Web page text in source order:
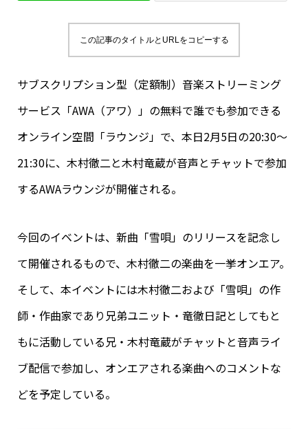
この記事のタイトルとURLをコピーする
サブスクリプション型（定額制）音楽ストリーミング
サービス「AWA（アワ）」の無料で誰でも参加できる
オンライン空間「ラウンジ」で、本日2月5日の20:30～
21:30に、木村徹二と木村竜蔵が音声とチャットで参加
するAWAラウンジが開催される。
今回のイベントは、新曲「雪唄」のリリースを記念し
て開催されるもので、木村徹二の楽曲を一挙オンエア。
そして、本イベントには木村徹二および「雪唄」の作
師・作曲家であり兄弟ユニット・竜徹日記としてもと
もに活動している兄・木村竜蔵がチャットと音声ライ
ブ配信で参加し、オンエアされる楽曲へのコメントな
どを予定している。